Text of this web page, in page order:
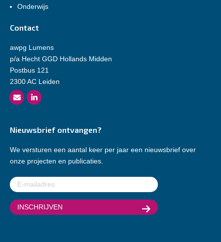
Onderwijs
Contact
awpg Lumens
p/a Hecht GGD Hollands Midden
Postbus 121
2300 AC Leiden
Nieuwsbrief ontvangen?
We versturen een aantal keer per jaar een nieuwsbrief over
onze projecten en publicaties.
E-
mailadres(Vereist)